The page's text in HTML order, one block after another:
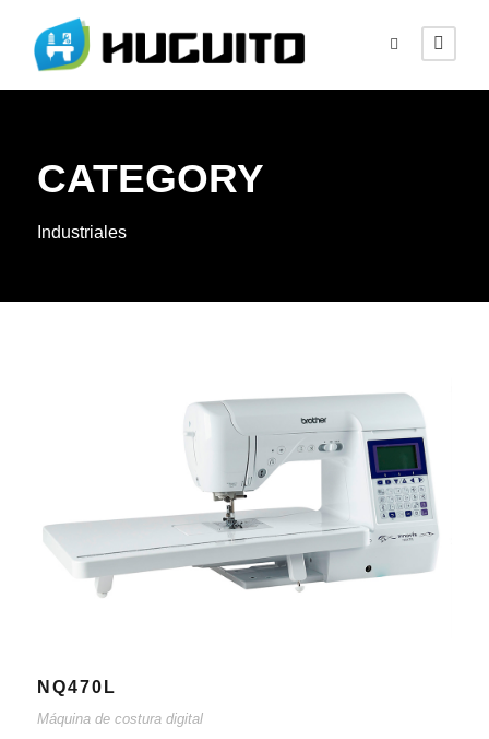
CATEGORY
Industriales
NQ470L
Máquina de costura digital